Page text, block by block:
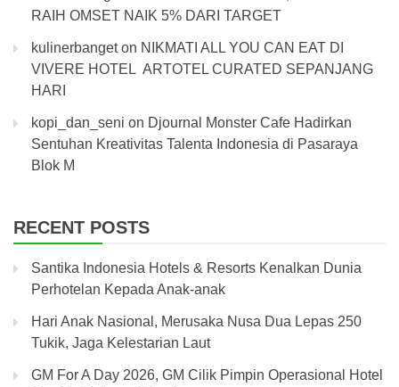
RAIH OMSET NAIK 5% DARI TARGET
kulinerbangeton NIKMATI ALL YOU CAN EAT DI
VIVERE HOTEL ARTOTEL CURATED SEPANJANG
HARI
kopi_dan_seni on Djournal Monster Cafe Hadirkan
Sentuhan Kreativitas Talenta Indonesia di Pasaraya
Blok M
RECENT POSTS
Santika Indonesia Hotels & Resorts Kenalkan Dunia
Perhotelan Kepada Anak-anak
Hari Anak Nasional, Merusaka Nusa Dua Lepas 250
Tukik, Jaga Kelestarian Laut
GM For A Day 2026, GM Cilik Pimpin Operasional Hotel